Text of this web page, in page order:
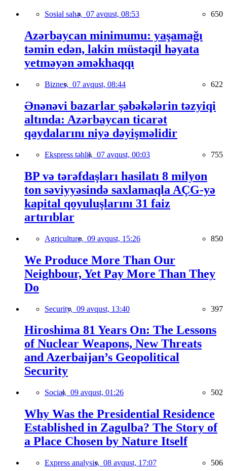
Sosial sahə, 07 avqust, 08:53 650
Azərbaycan minimumu: yaşamağı
təmin edən, lakin müstəqil həyata
yetməyən əməkhaqqı
Biznes, 07 avqust, 08:44 622
Ənənəvi bazarlar şəbəkələrin təzyiqi
altında: Azərbaycan ticarət
qaydalarını niyə dəyişməlidir
Ekspress təhlil, 07 avqust, 00:03 755
BP və tərəfdaşları hasilatı 8 milyon
ton səviyyəsində saxlamaqla AÇG-yə
kapital qoyuluşlarını 31 faiz
artırıblar
Agriculture, 09 avqust, 15:26 850
We Produce More Than Our
Neighbour, Yet Pay More Than They
Do
Security, 09 avqust, 13:40 397
Hiroshima 81 Years On: The Lessons
of Nuclear Weapons, New Threats
and Azerbaijan’s Geopolitical
Security
Social, 09 avqust, 01:26 502
Why Was the Presidential Residence
Established in Zagulba? The Story of
a Place Chosen by Nature Itself
Express analysis, 08 avqust, 17:07 506